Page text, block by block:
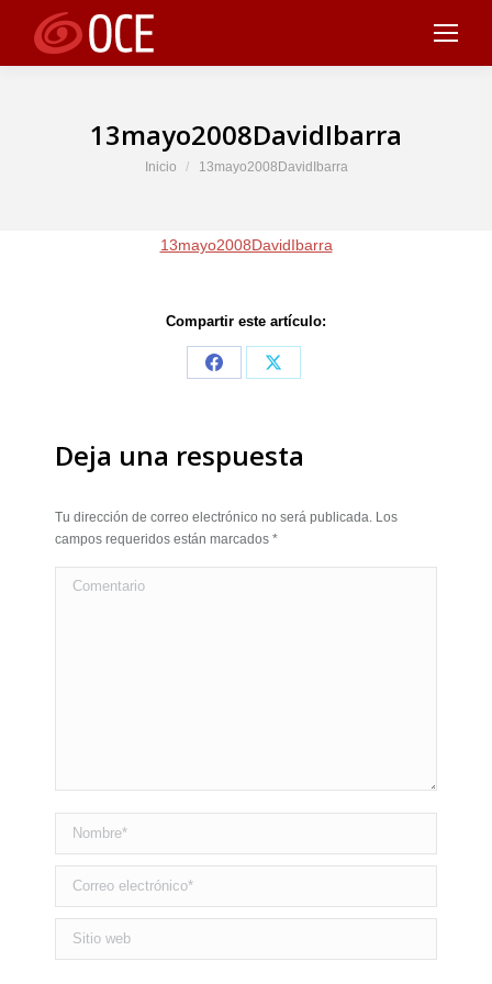
13mayo2008DavidIbarra
Estás aquí:
Inicio 13mayo2008DavidIbarra
13mayo2008DavidIbarra
Compartir este artículo:
Share
Share
Deja una respuesta
Tu dirección de correo electrónico no será publicada. Los
campos requeridos están marcados *
Comentario
Nombre *
Correo electrónico *
Sitio web